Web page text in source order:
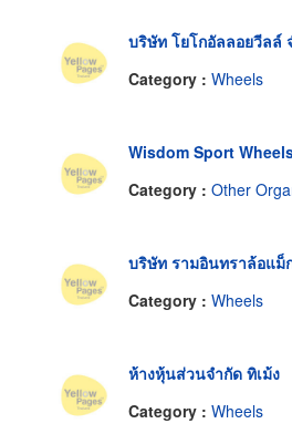
บริษัท โยโกอัลลอยวีลล์
Category : Wheels
Wisdom Sport
Category : Other
บริษัท รามอินทราล้อแม็
Category : Wheels
ห้างหุ้นส่วนจำกัด ทิเม้ง
Category : Wheels